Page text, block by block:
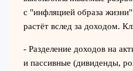
с "инфляцией образа
растёт вслед за доходом.
- Разделение доходов на
и пассивные (дивиденды,